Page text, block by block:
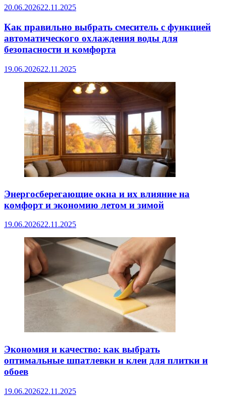
20.06.202622.11.2025
Как правильно выбрать смеситель с функцией
автоматического охлаждения воды для
безопасности и комфорта
19.06.202622.11.2025
Энергосберегающие окна и их влияние на
комфорт и экономию летом и зимой
19.06.202622.11.2025
Экономия и качество: как выбрать
оптимальные шпатлевки и клеи для плитки и
обоев
19.06.202622.11.2025